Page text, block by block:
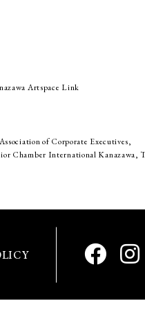
Artspace Link
of Corporate Executives,
Chamber International Kanazawa,